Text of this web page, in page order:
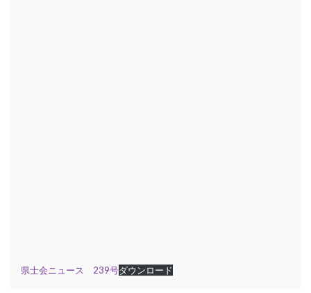
県士会ニュース 239号ダウンロード